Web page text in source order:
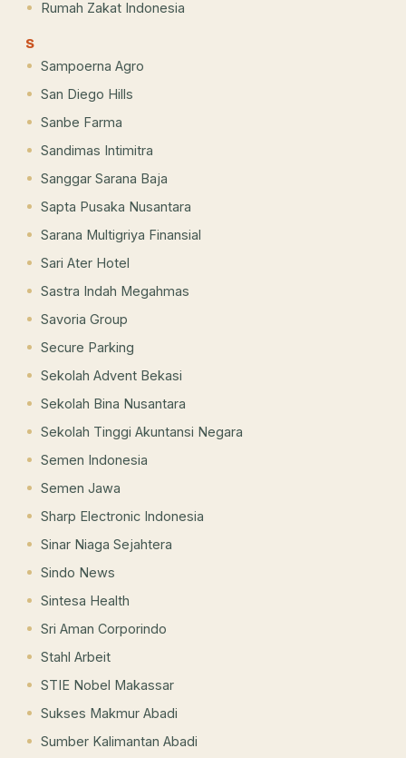
Rumah Zakat Indonesia
S
Sampoerna Agro
San Diego Hills
Sanbe Farma
Sandimas Intimitra
Sanggar Sarana Baja
Sapta Pusaka Nusantara
Sarana Multigriya Finansial
Sari Ater Hotel
Sastra Indah Megahmas
Savoria Group
Secure Parking
Sekolah Advent Bekasi
Sekolah Bina Nusantara
Sekolah Tinggi Akuntansi Negara
Semen Indonesia
Semen Jawa
Sharp Electronic Indonesia
Sinar Niaga Sejahtera
Sindo News
Sintesa Health
Sri Aman Corporindo
Stahl Arbeit
STIE Nobel Makassar
Sukses Makmur Abadi
Sumber Kalimantan Abadi